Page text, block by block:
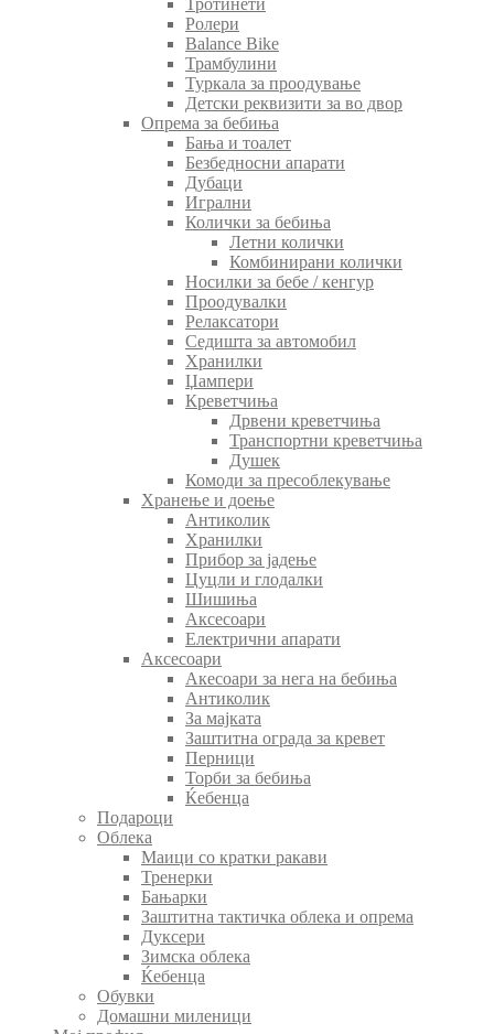
Ролери
Balance Bike
Трамбулини
Туркала за проодување
Детски реквизити за во двор
Опрема за бебиња
Бања и тоалет
Безбедносни апарати
Дубаци
Игрални
Колички за бебиња
Летни колички
Комбинирани колички
Носилки за бебе / кенгур
Проодувалки
Релаксатори
Седишта за автомобил
Хранилки
Џампери
Креветчиња
Дрвени креветчиња
Транспортни креветчиња
Душек
Комоди за пресоблекување
Хранење и доење
Антиколик
Хранилки
Прибор за јадење
Цуцли и глодалки
Шишиња
Аксесоари
Електрични апарати
Аксесоари
Акесоари за нега на бебиња
Антиколик
За мајката
Заштитна ограда за кревет
Перници
Торби за бебиња
Ќебенца
Подароци
Облека
Маици со кратки ракави
Тренерки
Бањарки
Заштитна тактичка облека и опрема
Дуксери
Зимска облека
Ќебенца
Обувки
Домашни миленици